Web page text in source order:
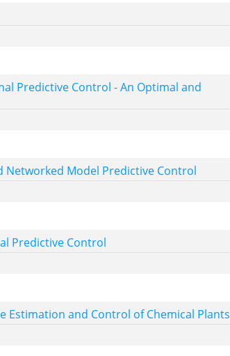
Predictive Control - An Optimal and
Networked Model Predictive Control
Predictive Control
Estimation and Control of Chemical Plants